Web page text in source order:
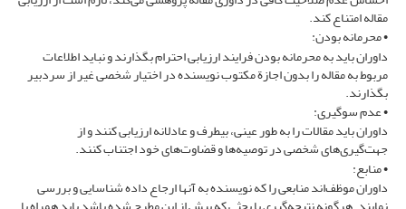
مقاله امتناع کند.
• محرمانه بودن:
داوران باید به محرمانه بودن فرایند ارزیابی احترام بگذارند و نباید اطلاعات
مربوط به مقاله را بدون اجازة مکتوب نویسنده در اختیار شخصی غیر از سردبیر
بگذارند.
• عدم سوگیری:
داوران باید مقالات را به طور عینی، بیطرف و عادلانه ارزیابی کنند و از
جهت‌گیری‌های شخصی در توصیه‌ها و قضاوت‌های خود اجتناب کنند.
• منابع:
داوران موظف‌اند منابعی را که نویسنده به آنها ارجاع داده شناسایی و بررسی